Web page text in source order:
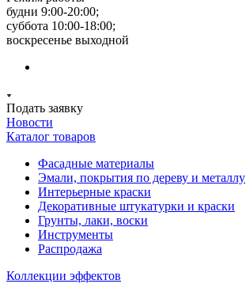
будни 9:00-20:00;
суббота 10:00-18:00;
воскресенье выходной
Подать заявку
Новости
Каталог товаров
Фасадные материалы
Эмали, покрытия по дереву и металлу
Интерьерные краски
Декоративные штукатурки и краски
Грунты, лаки, воски
Инструменты
Распродажа
Коллекции эффектов